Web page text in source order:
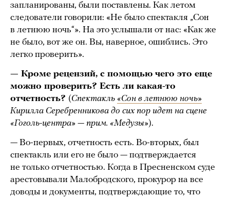
запланированы, были поставлены. Как летом
следователи говорили: «Не было спектакля „Сон
в летнюю ночь“». На это услышали от нас: «Как же
не было, вот же он. Вы, наверное, ошиблись. Это
легко проверить».
— Кроме рецензий, с помощью чего это еще
можно проверить? Есть ли какая-то
отчетность? (Спектакль «Сон в летнюю ночь»
Кирилла Серебренникова до сих пор идет на сцене
«Гоголь-центра» — прим. «Медузы»).
— Во-первых, отчетность есть. Во-вторых, был
спектакль или его не было — подтверждается
не только отчетностью. Когда в Пресненском суде
арестовывали Малобродского, прокурор на все
доводы и документы, подтверждающие то, что